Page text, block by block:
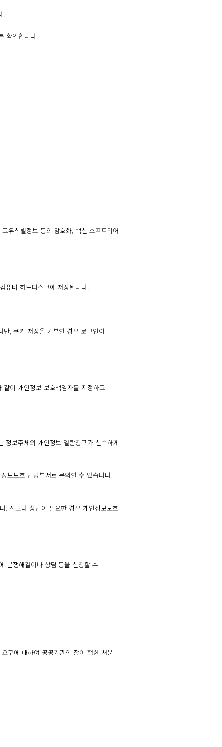
.
확인합니다.
유식별정보 등의 암호화, 백신 소프트웨어
퓨터 하드디스크에 저장됩니다.
, 쿠키 저장을 거부할 경우 로그인이
이 개인정보 보호책임자를 지정하고
정보주체의 개인정보 열람청구가 신속하게
보보호 담당부서로 문의할 수 있습니다.
. 신고나 상담이 필요한 경우 개인정보보호
분쟁해결이나 상담 등을 신청할 수
구에 대하여 공공기관의 장이 행한 처분